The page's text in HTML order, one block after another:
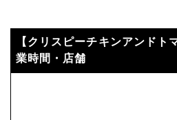
【クリスピーチキンアンドト
業時間・店舗